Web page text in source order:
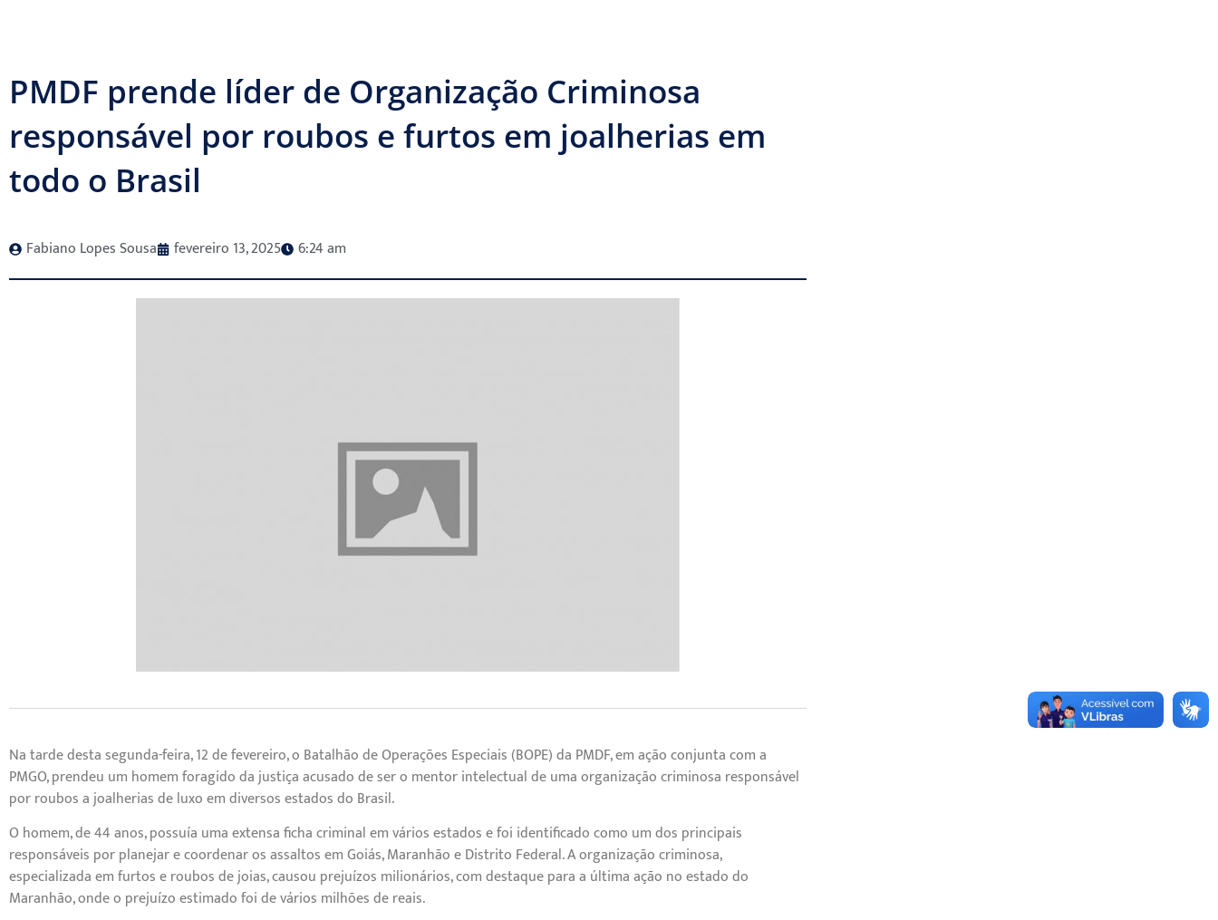
PMDF prende líder de Organização Criminosa
responsável por roubos e furtos em joalherias em
todo o Brasil
Fabiano Lopes Sousa fevereiro 13, 2025 6:24 am
Na tarde desta segunda-feira, 12 de fevereiro, o Batalhão de Operações Especiais (BOPE) da PMDF, em ação conjunta com a
PMGO, prendeu um homem foragido da justiça acusado de ser o mentor intelectual de uma organização criminosa responsável
por roubos a joalherias de luxo em diversos estados do Brasil.
O homem, de 44 anos, possuía uma extensa ficha criminal em vários estados e foi identificado como um dos principais
responsáveis por planejar e coordenar os assaltos em Goiás, Maranhão e Distrito Federal. A organização criminosa,
especializada em furtos e roubos de joias, causou prejuízos milionários, com destaque para a última ação no estado do
Maranhão, onde o prejuízo estimado foi de vários milhões de reais.